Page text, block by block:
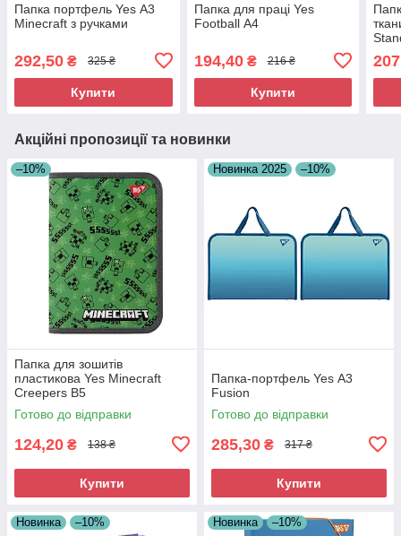
Папка портфель Yes А3
Minecraft з ручками
292,50 ₴ 325 ₴
Купити
Папка для праці Yes
Football А4
194,40₴ 216 ₴
Купити
207
Акційні пропозиції та новинки
–10%
Папка для зошитів
пластикова Yes Minecraft
Creepers В5
Готово до відправки
124,20 ₴ 138 ₴
Купити
Новинка 2025 –10%
Папка-портфель Yes А3
Fusion
Готово до відправки
285,30 ₴ 317 ₴
Купити
Новинка –10% Новинка –10%